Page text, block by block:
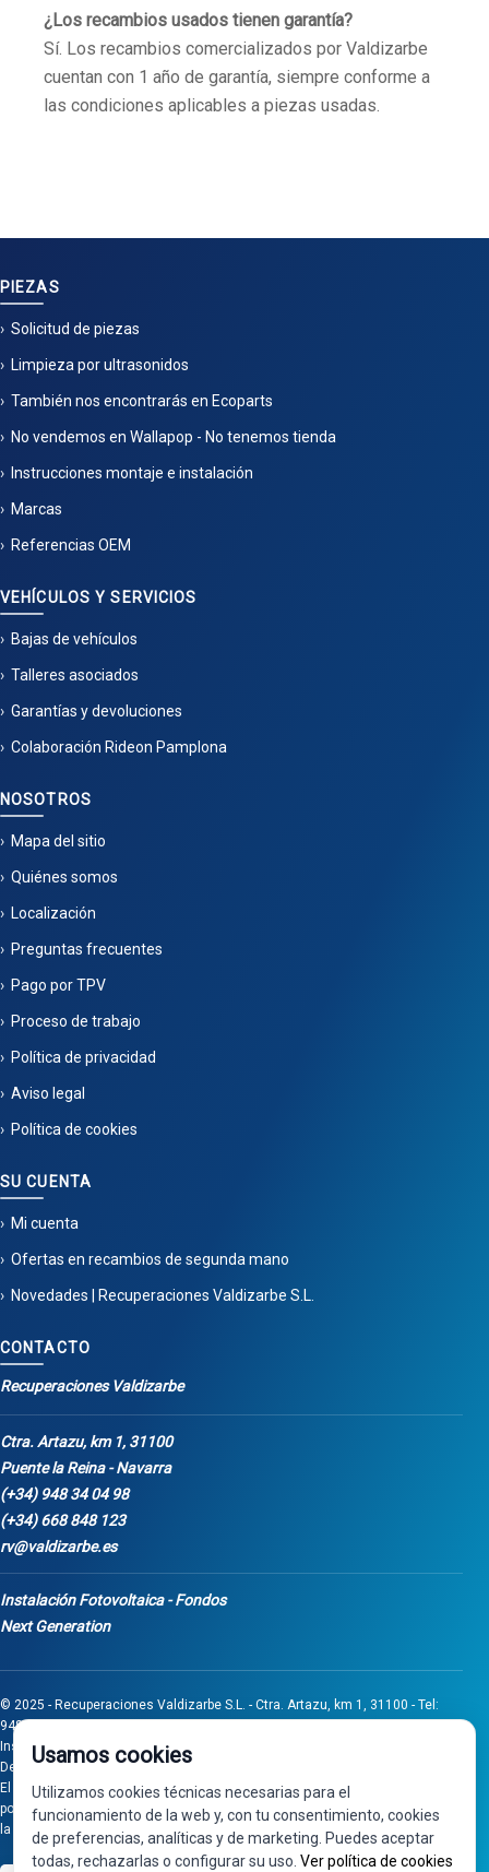
¿Los recambios usados tienen garantía?
Sí. Los recambios comercializados por Valdizarbe
cuentan con 1 año de garantía, siempre conforme a
las condiciones aplicables a piezas usadas.
PIEZAS
Solicitud de piezas
Limpieza por ultrasonidos
También nos encontrarás en Ecoparts
No vendemos en Wallapop - No tenemos tienda
Instrucciones montaje e instalación
Marcas
Referencias OEM
VEHÍCULOS Y SERVICIOS
Bajas de vehículos
Talleres asociados
Garantías y devoluciones
Colaboración Rideon Pamplona
NOSOTROS
Mapa del sitio
Quiénes somos
Localización
Preguntas frecuentes
Pago por TPV
Proceso de trabajo
Política de privacidad
Aviso legal
Política de cookies
SU CUENTA
Mi cuenta
Ofertas en recambios de segunda mano
Novedades | Recuperaciones Valdizarbe S.L.
CONTACTO
Recuperaciones Valdizarbe
Ctra. Artazu, km 1, 31100
Puente la Reina - Navarra
(+34) 948 34 04 98
(+34) 668 848 123
rv@valdizarbe.es
Instalación Fotovoltaica - Fondos
Next Generation
© 2025 - Recuperaciones Valdizarbe S.L. - Ctra. Artazu, km 1, 31100 - Tel:
948 340 498 / 668 848 123 - Puente la Reina - Navarra - CIF B31275837.
Inscrita en el Registro Mercantil de Navarra, Tomo 32, Folio 75, Hoja 525.
Desarrollado porSeintosoft
El proyecto de inversión "0011-0558-2024-000008" ha sido subvencionado
por Gobierno de Navarra al amparo de la convocatoria de 2024 de Ayudas a
la inversión en pymes industriales
Usamos cookies
Utilizamos cookies técnicas necesarias para el
funcionamiento de la web y, con tu consentimiento, cookies
de preferencias, analíticas y de marketing. Puedes aceptar
todas, rechazarlas o configurar su uso. Ver política de cookies